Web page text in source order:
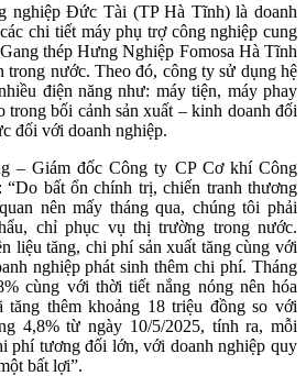
nghiệp Đức Tài (TP Hà Tĩnh) là doanh
chi tiết máy phụ trợ công nghiệp cung
thép Hưng Nghiệp Fomosa Hà Tĩnh
trong nước. Theo đó, công ty sử dụng hệ
điện năng như: máy tiện, máy phay
bối cảnh sản xuất – kinh doanh đối
đối với doanh nghiệp.
– Giám đốc Công ty CP Cơ khí Công
bất ổn chính trị, chiến tranh thương
nên mấy tháng qua, chúng tôi phải
chỉ phục vụ thị trường trong nước.
liệu tăng, chi phí sản xuất tăng cùng với
nghiệp phát sinh thêm chi phí. Tháng
cùng với thời tiết nắng nóng nên hóa
thêm khoảng 18 triệu đồng so với
4,8% từ ngày 10/5/2025, tính ra, mỗi
phí tương đối lớn, với doanh nghiệp quy
bất lợi”.